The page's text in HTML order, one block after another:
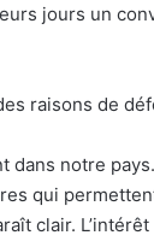
jours un
raisons de
dans notre
qui
clair.